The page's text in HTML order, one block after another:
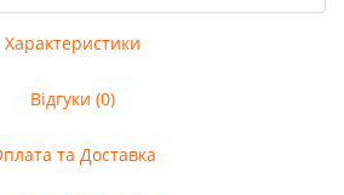
Характеристики
Відгуки (0)
та Доставка